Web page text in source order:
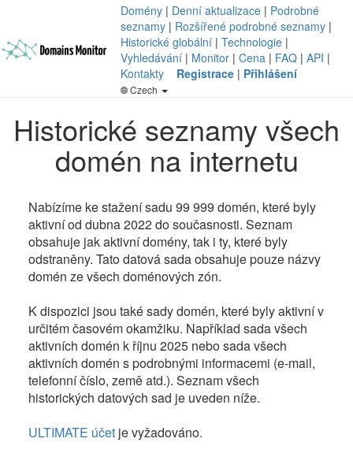
Domény | Denní aktualizace | Podrobné
seznamy | Rozšířené podrobné seznamy |
Historické globální | Technologie |
Vyhledávání | Monitor | Cena | FAQ | API |
Kontakty
Registrace | Přihlášení
Czech
Historické seznamy všech
domén na internetu
Nabízíme ke stažení sadu 99 999 domén, které byly
aktivní od dubna 2022 do současnosti. Seznam
obsahuje jak aktivní domény, tak i ty, které byly
odstraněny. Tato datová sada obsahuje pouze názvy
domén ze všech doménových zón.
K dispozici jsou také sady domén, které byly aktivní v
určitém časovém okamžiku. Například sada všech
aktivních domén k říjnu 2025 nebo sada všech
aktivních domén s podrobnými informacemi (e-mail,
telefonní číslo, země atd.). Seznam všech
historických datových sad je uveden níže.
ULTIMATE účetje vyžadováno.